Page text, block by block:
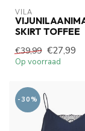
VILA
SKIRT TOFFEE
€39,99 €27,99
Op voorraad
-30%